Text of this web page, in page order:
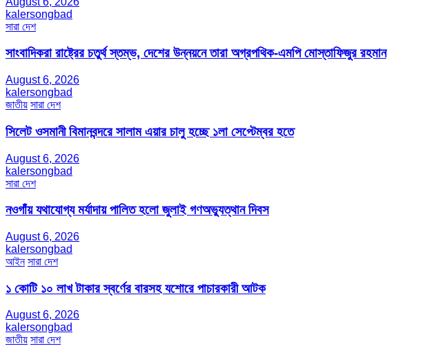
kalersongbad
সারা দেশ
সাংবাদিকরা রাষ্ট্রের চতুর্থ স্তম্ভ, দেশের উন্নয়নে তারা অগ্রপথিক-এমপি মোস্তাফিজুর রহমান
August 6, 2026
kalersongbad
জাতীয় সারা দেশ
সিলেট ওসমানী বিমানবন্দরে সালাম এয়ার চালু হচ্ছে ১লা সেপ্টেম্বর হতে
August 6, 2026
kalersongbad
সারা দেশ
নওগাঁয় যথাযোগ্য মর্যাদায় পালিত হলো জুলাই গণঅভ্যুত্থান দিবস
August 6, 2026
kalersongbad
আইন সারা দেশ
১ কোটি ১০ লাখ টাকার স্বর্ণের বারসহ যশোরে পাচারকারী আটক​
August 6, 2026
kalersongbad
জাতীয় সারা দেশ